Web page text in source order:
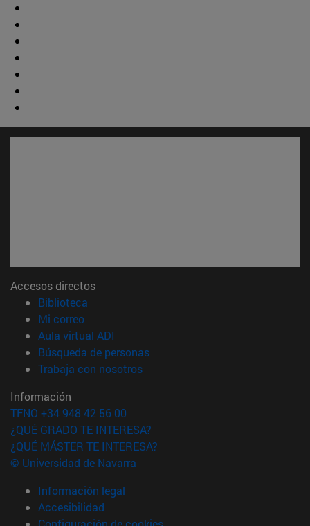
Accesos directos
Biblioteca
Mi correo(abre en nueva ventana)
Aula virtual ADI
Búsqueda de personas(abre en nueva ventana)
Trabaja con nosotros(abre en nueva ventana)
Información
TFNO +34 948 42 56 00
¿QUÉ GRADO TE INTERESA?
¿QUÉ MÁSTER TE INTERESA?
© Universidad de Navarra
Información legal
Accesibilidad